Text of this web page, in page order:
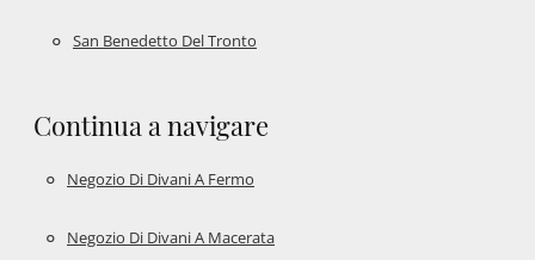
San Benedetto Del Tronto
Continua a navigare
Negozio Di Divani A Fermo
Negozio Di Divani A Macerata